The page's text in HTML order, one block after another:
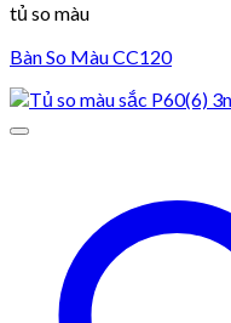
tủ so màu
Bàn So Màu CC120